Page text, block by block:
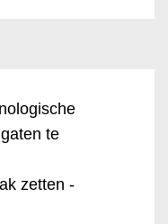
te
zetten -